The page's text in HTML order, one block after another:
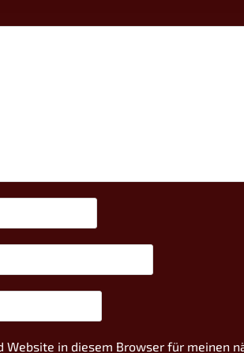
Website in diesem Browser für meinen